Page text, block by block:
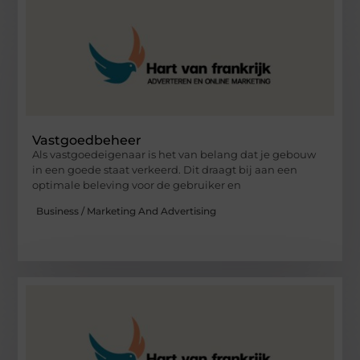
Vastgoedbeheer
Als vastgoedeigenaar is het van belang dat je gebouw
in een goede staat verkeerd. Dit draagt bij aan een
optimale beleving voor de gebruiker en
Business / Marketing And Advertising